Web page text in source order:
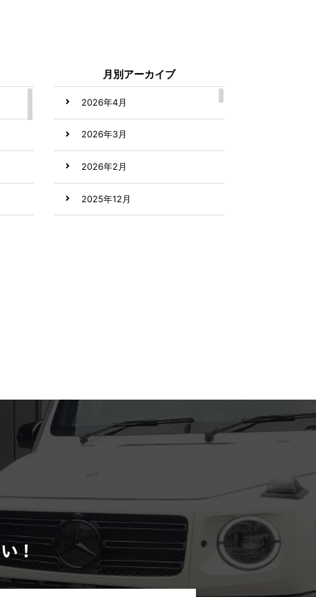
月別アーカイブ
2026年4月
2026年3月
2026年2月
2025年12月
2023年5月
2023年2月
2023年1月
2022年11月
！